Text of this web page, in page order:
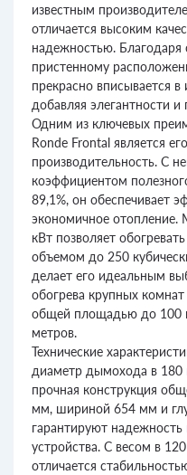
известным
отличается высоким
надежностью. Благодаря
пристенному
прекрасно вписывается в
добавляя элегантности и
Одним из ключевых
Ronde Frontal является
производительность. С
коэффициентом
89,1%, он обеспечивает
экономичное отопление.
кВт позволяет
объемом до 250
делает его идеальным
обогрева крупных
общей площадью до 100
метров.
Технические
диаметр дымохода в 180
прочная конструкция
мм, шириной 654 мм и
гарантируют надежность
устройства. С весом в
отличается